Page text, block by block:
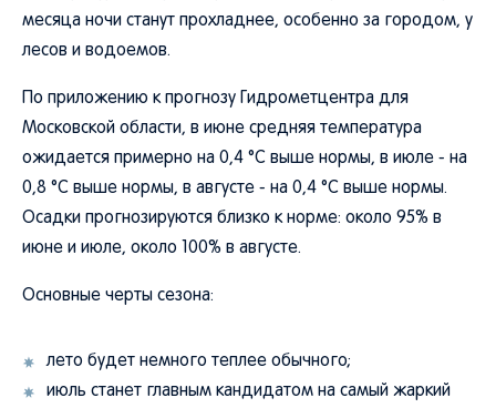
месяца ночи станут прохладнее, особенно за городом, у
лесов и водоемов.
По приложению к прогнозу Гидрометцентра для
Московской области, в июне средняя температура
ожидается примерно на 0,4 °C выше нормы, в июле - на
0,8 °C выше нормы, в августе - на 0,4 °C выше нормы.
Осадки прогнозируются близко к норме: около 95% в
июне и июле, около 100% в августе.
Основные черты сезона:
лето будет немного теплее обычного;
июль станет главным кандидатом на самый жаркий